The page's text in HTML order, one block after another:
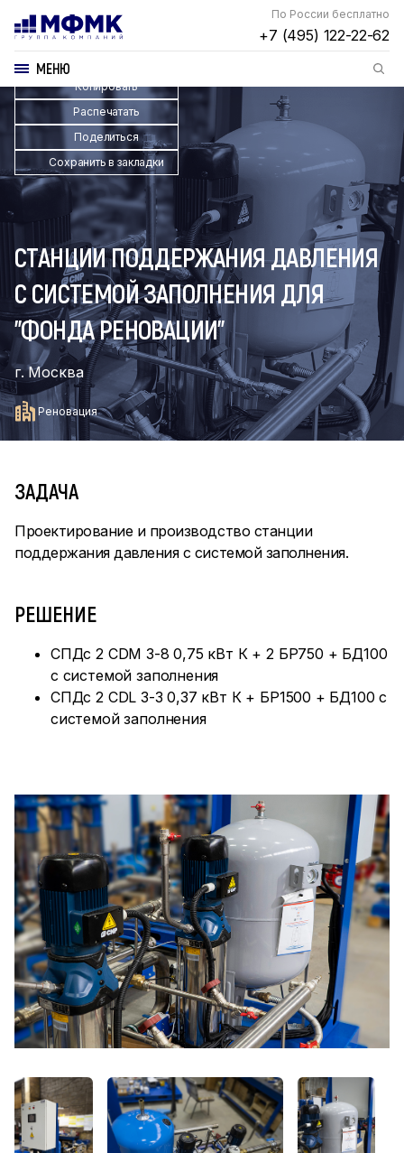
По России бесплатно
+7 (495) 122-22-62
МЕНЮ
Копировать
Распечатать
Поделиться
Сохранить в закладки
СТАНЦИИ ПОДДЕРЖАНИЯ ДАВЛЕНИЯ
С СИСТЕМОЙ ЗАПОЛНЕНИЯ ДЛЯ
"ФОНДА РЕНОВАЦИИ"
г. Москва
Реновация
ЗАДАЧА
Проектирование и производство станции
поддержания давления с системой заполнения.
РЕШЕНИЕ
СПДс 2 CDM 3-8 0,75 кВт К + 2 БР750 + БД100
с системой заполнения
СПДс 2 CDL 3-3 0,37 кВт К + БР1500 + БД100 с
системой заполнения